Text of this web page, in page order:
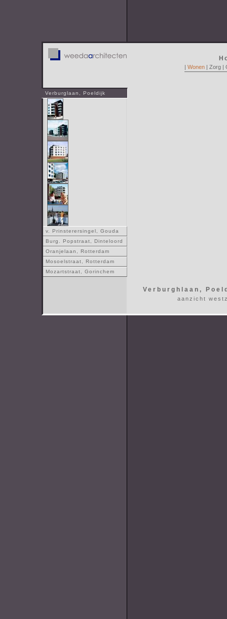
| Wonen | Zorg |
Verburglaan, Poeldijk
v. Prinsterersingel, Gouda
Burg. Popstraat, Dinteloord
Oranjelaan, Rotterdam
Mosoelstraat, Rotterdam
Mozartstraat, Gorinchem
Verburghlaan,
aanzicht